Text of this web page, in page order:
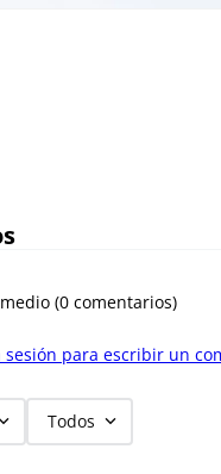
(0 comentarios)
sesión para escribir un
Todos